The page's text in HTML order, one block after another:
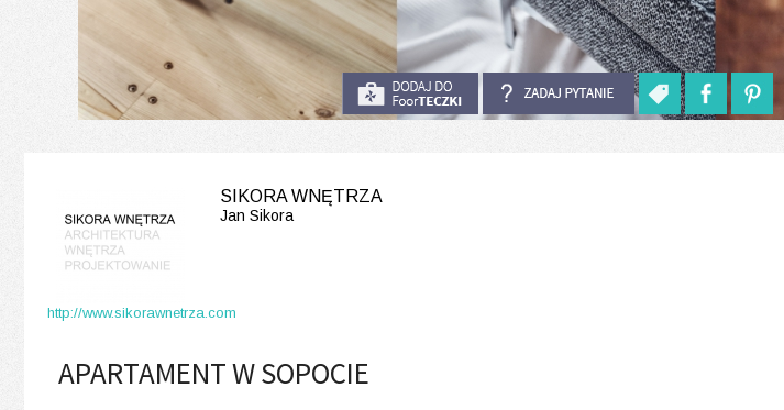
SIKORA WNĘTRZA
Jan Sikora
http://www.sikorawnetrza.com
APARTAMENT W SOPOCIE